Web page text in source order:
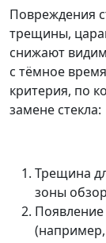
Повреждения
трещины,
снижают
с тёмное
критерия, по
замене стекла:
Трещина
зоны